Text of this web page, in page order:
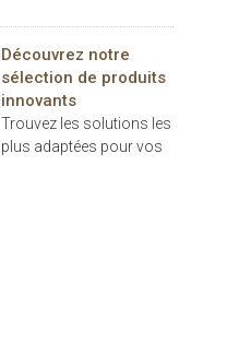
décoratifs, rivalisent
d’inspiration
Découvrez notre
sélection de produits
innovants
Trouvez les solutions les
plus adaptées pour vos